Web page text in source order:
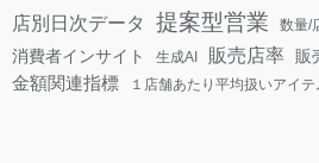
店別日次データ 提案型営業 数量/
消費者インサイト 生成AI 販売店率 販
金額関連指標 １店舗あたり平均扱いアイテ